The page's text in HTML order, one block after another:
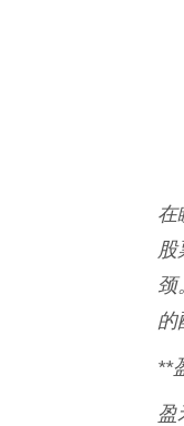
在
股
颈
的
**
盈